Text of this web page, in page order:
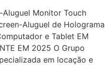
Monitor Touch
Aluguel de Holograma
e Tablet EM
EM 2025 O Grupo
em locação e